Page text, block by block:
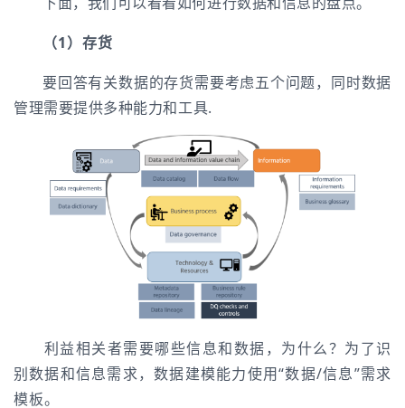
（1）存货
要回答有关数据的存货需要考虑五个问题，同时数据
管理需要提供多种能力和工具.
利益相关者需要哪些信息和数据，为什么？为了识
别数据和信息需求，数据建模能力使用“数据/信息”需求
模板。